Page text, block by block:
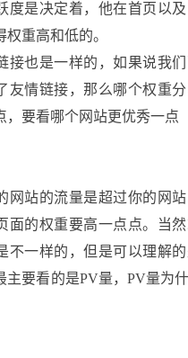
度是决定着，他在首页以
权重高和低的。
接也是一样的，如果说我
友情链接，那么哪个权重
，要看哪个网站更优秀一点
网站的流量是超过你的网
面的权重要高一点点。当
不一样的，但是可以理解
主要看的是PV量，PV量为